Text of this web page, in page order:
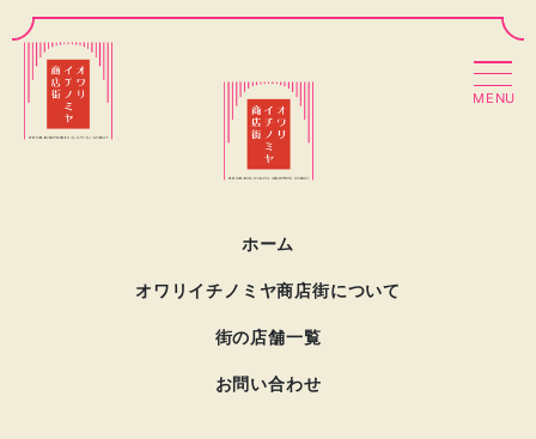
MENU
ホーム
オワリイチノミヤ商店街について
街の店舗一覧
お問い合わせ